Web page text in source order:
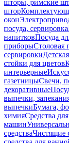
шторы, римские
штор
окон
посуда, сервировка
напитковПосуда
приборыСтоловая
сервировки
стойки для цветов
интерьерные
газетницыСвечи,
декоративные
выпечки,
выпечкиБумага,
химияСредства
машин
средстваЧистящие